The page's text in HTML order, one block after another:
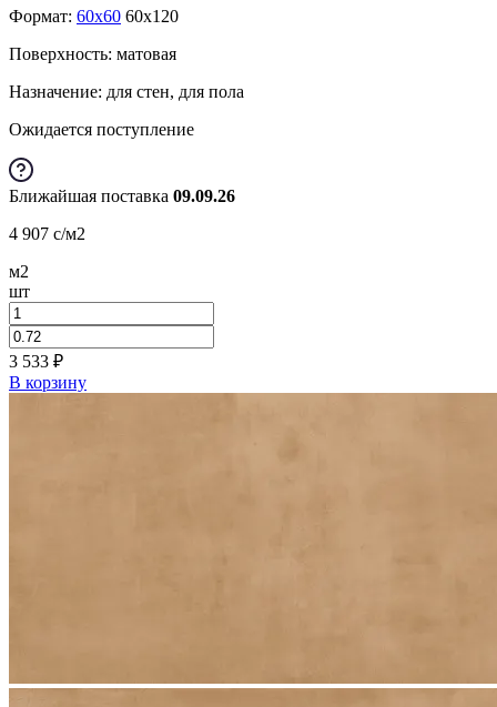
Формат: 60x60 60x120
Поверхность: матовая
Назначение: для стен, для пола
Ожидается поступление
Ближайшая поставка 09.09.26
4 907 c/м2
м2
шт
3 533 ₽
В корзину